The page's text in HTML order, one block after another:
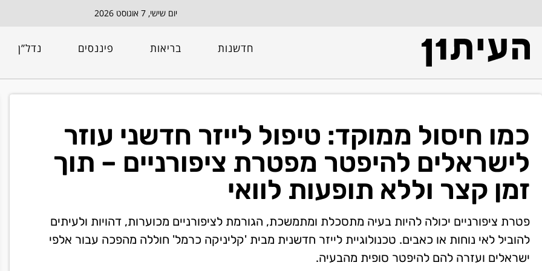
יום שישי, 7 אוגוסט 2026
חדשנות בריאות פיננסים נדל”ן
כמו חיסול ממוקד: טיפול לייזר חדשני עוזר
לישראלים להיפטר מפטרת ציפורניים – תוך
זמן קצר וללא תופעות לוואי
פטרת ציפורניים יכולה להיות בעיה מתסכלת ומתמשכת, הגורמת לציפורניים מכוערות, דהויות ולעיתים
להוביל לאי נוחות או כאבים. טכנולוגיית לייזר חדשנית מבית 'קליניקה כרמל' חוללה מהפכה עבור אלפי
ישראלים ועזרה להם להיפטר סופית מהבעיה.